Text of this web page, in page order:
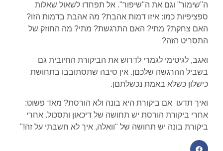
ה"שימור" וגם את ה"שיפור". אל תפחדו לשאול שאלות
ספציפיות כמו: איזו דמות אהבת? מה אהבת בדמות הזו?
האם צחקת? מתי? האם התרגשת? מתי? מה החוזק של
התסריט הזה?
ואגב, לגיטימי לגמרי לדרוש את הביקורת החיובית גם
בשביל ההרגשה שלכםן. אין סיבה שתסתובבו בתחושת
כישלון כשלא באמת נכשלתםן.
ואיך תדעו אם ביקורת היא בונה ולא הורסת? מאד פשוט:
אחרי ביקורת הורסת יש תחושה של דיכאון ותסכול. אחרי
ביקורת בונה יש תחושה של "וואלה, איך לא חשבתי על זה!"